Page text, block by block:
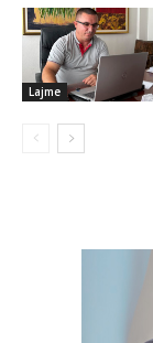
Lajme